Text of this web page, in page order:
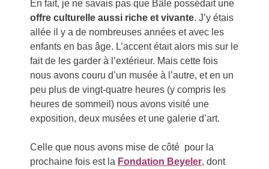
En fait, je ne savais pas que Bâle possédait une
offre culturelle aussi riche et vivante. J’y étais
allée il y a de nombreuses années et avec les
enfants en bas âge. L’accent était alors mis sur le
fait de les garder à l’extérieur. Mais cette fois
nous avons couru d’un musée à l’autre, et en un
peu plus de vingt-quatre heures (y compris les
heures de sommeil) nous avons visité une
exposition, deux musées et une galerie d’art.
Celle que nous avons mise de côté pour la
prochaine fois est la Fondation Beyeler, dont